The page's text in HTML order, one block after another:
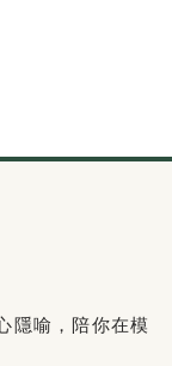
隱喻，陪你在模